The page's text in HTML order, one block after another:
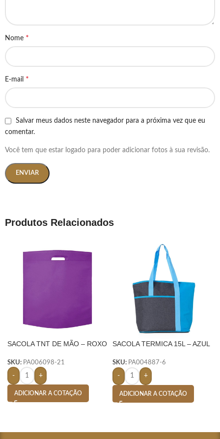
Nome *
E-mail *
Salvar meus dados neste navegador para a próxima vez que eu
comentar.
Você tem que estar logado para poder adicionar fotos à sua revisão.
Produtos Relacionados
SACOLA TNT DE MÃO – ROXO
SKU: PA006098-21
- +
ADICIONAR A COTAÇÃO
SACOLA TERMICA 15L – AZUL
SKU: PA004887-6
- +
ADICIONAR A COTAÇÃO